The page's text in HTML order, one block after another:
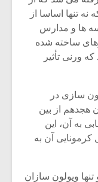
تنها اساسا از
ها و مدارس
ساخته شده
ورنی تأثیر
سازی در
هجدهم از بین
به آن، این
آن به
ویولون سازان